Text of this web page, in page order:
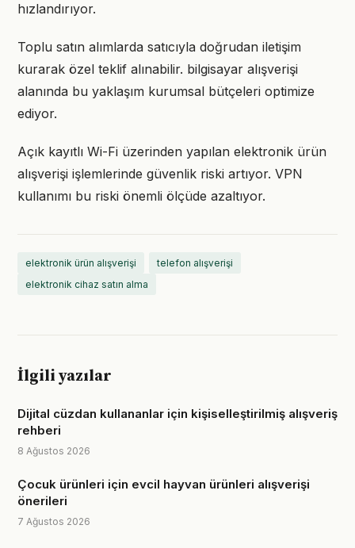
hızlandırıyor.
Toplu satın alımlarda satıcıyla doğrudan iletişim
kurarak özel teklif alınabilir. bilgisayar alışverişi
alanında bu yaklaşım kurumsal bütçeleri optimize
ediyor.
Açık kayıtlı Wi-Fi üzerinden yapılan elektronik ürün
alışverişi işlemlerinde güvenlik riski artıyor. VPN
kullanımı bu riski önemli ölçüde azaltıyor.
elektronik ürün alışverişi
telefon alışverişi
elektronik cihaz satın alma
İlgili yazılar
Dijital cüzdan kullananlar için kişiselleştirilmiş alışveriş
rehberi
8 Ağustos 2026
Çocuk ürünleri için evcil hayvan ürünleri alışverişi
önerileri
7 Ağustos 2026